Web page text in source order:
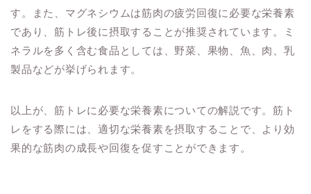
す。また、マグネシウムは筋肉の疲労回復に必要な栄養素
であり、筋トレ後に摂取することが推奨されています。ミ
ネラルを多く含む食品としては、野菜、果物、魚、肉、乳
製品などが挙げられます。
以上が、筋トレに必要な栄養素についての解説です。筋ト
レをする際には、適切な栄養素を摂取することで、より効
果的な筋肉の成長や回復を促すことができます。